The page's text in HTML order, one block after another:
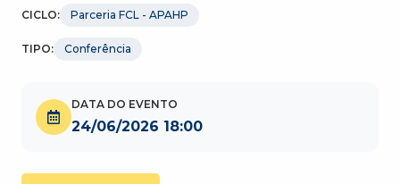
CICLO: Parceria FCL - APAHP
TIPO: Conferência
DATA DO EVENTO
24/06/2026 18:00